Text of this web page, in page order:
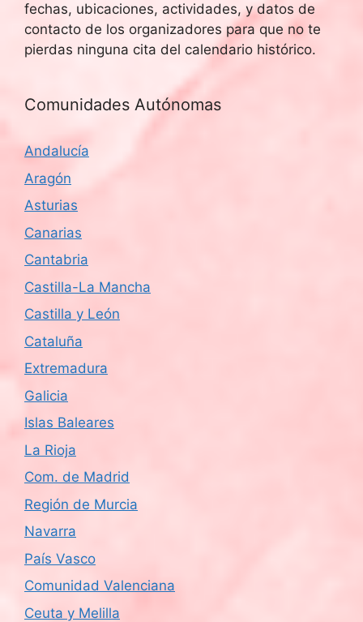
fechas, ubicaciones, actividades, y datos de
contacto de los organizadores para que no te
pierdas ninguna cita del calendario histórico.
Comunidades Autónomas
Andalucía
Aragón
Asturias
Canarias
Cantabria
Castilla-La Mancha
Castilla y León
Cataluña
Extremadura
Galicia
Islas Baleares
La Rioja
Com. de Madrid
Región de Murcia
Navarra
País Vasco
Comunidad Valenciana
Ceuta y Melilla